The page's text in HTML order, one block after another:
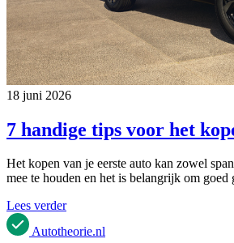
18 juni 2026
7 handige tips voor het
Het kopen van je eerste auto kan zowel
mee te houden en het is belangrijk om
Lees verder
Autotheorie.nl